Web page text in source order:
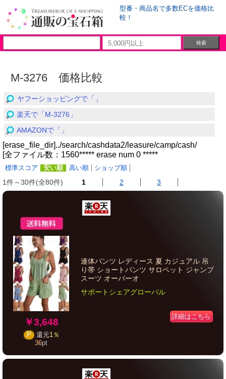
型番・商品名で多数ECを価格比
較！
M-3276 価格比較
ヤフーショッピングで「」
楽天で「M-3276」
AMAZONで「」
[erase_file_dir]../search/cashdata2/leasure/camp/cash/
[全ファイル数：1560***** erase num 0 *****
標準スコア 安い順 高い順 ショップ順
1件～30件(全80件) 1 2 3
￥3,648
P 還元1％
36pt
連体パンツ レディース 夏 カジュアル 吊
り帯 ショートパンツ サロペット ジャンプ
スーツ オーバーオ
サポートシェアグローバル
詳細はこちら